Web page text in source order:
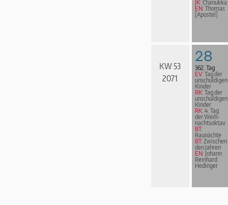
JK: Chanukka
EN: Thomas
[Apostel]
KW 53
2071
28
362. Tag
EV: Tag der
unschuldigen
Kinder
RK: Tag der
unschuldigen
Kinder
RK: 4. Tag
der Weih­
nachts­ok­tav
BT:
Raunächte
BT: Zwischen
den Jahren
EN: Johann
Reinhard
Hedinger